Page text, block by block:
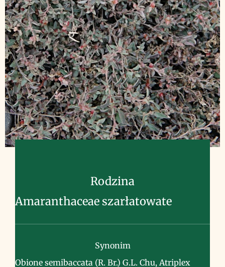
Rodzina
Amaranthaceae szarłatowate
Synonim
Obione semibaccata (R. Br.) G.L. Chu, Atriplex